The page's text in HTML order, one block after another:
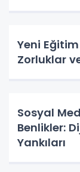
Yeni
Zorluklar
Sosyal
Benlikler:
Yankıları